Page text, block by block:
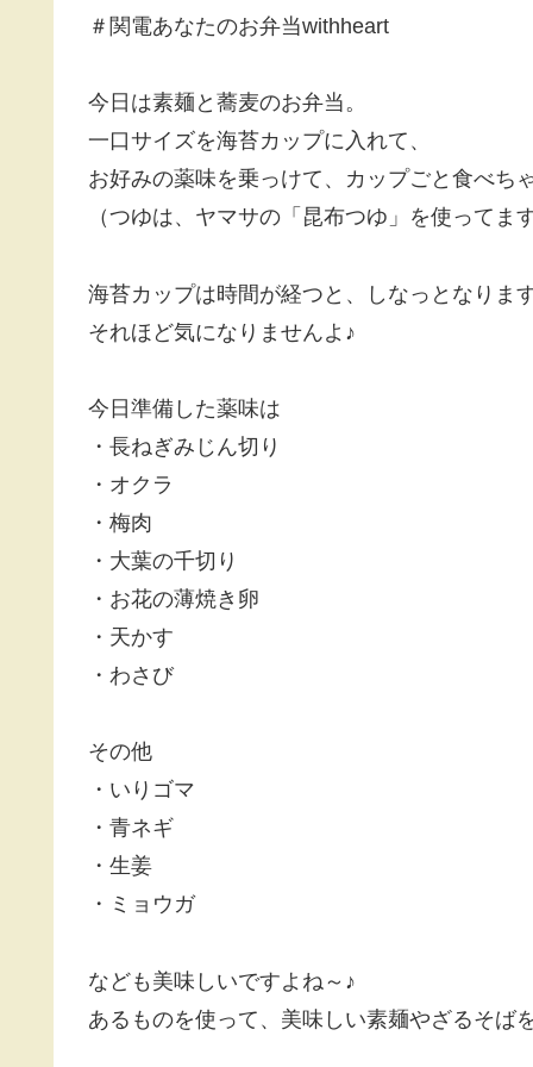
＃関電あなたのお弁当withheart
今日は素麺と蕎麦のお弁当。
一口サイズを海苔カップに入れて、
お好みの薬味を乗っけて、カップごと食べち
（つゆは、ヤマサの「昆布つゆ」を使ってます
海苔カップは時間が経つと、しなっとなりま
それほど気になりませんよ♪
今日準備した薬味は
・長ねぎみじん切り
・オクラ
・梅肉
・大葉の千切り
・お花の薄焼き卵
・天かす
・わさび
その他
・いりゴマ
・青ネギ
・生姜
・ミョウガ
なども美味しいですよね～♪
あるものを使って、美味しい素麺やざるそば